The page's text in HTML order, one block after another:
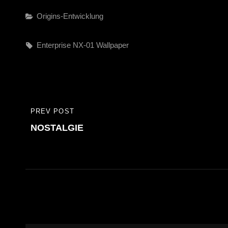
Categories
Origins-Entwicklung
Tags,
Enterprise NX-01 Wallpaper
Beitragsnavigation
PREVIOUS
POST
PREV POST
NOSTALGIE